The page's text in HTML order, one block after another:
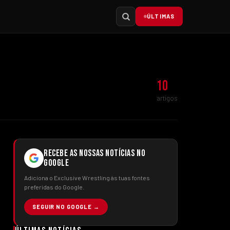
ÚLTIMAS
10
artigos
RECEBE AS NOSSAS NOTÍCIAS NO
GOOGLE
Adiciona o Exclusive Wrestling às tuas fontes
preferidas do Google.
SEGUIR NO GOOGLE →